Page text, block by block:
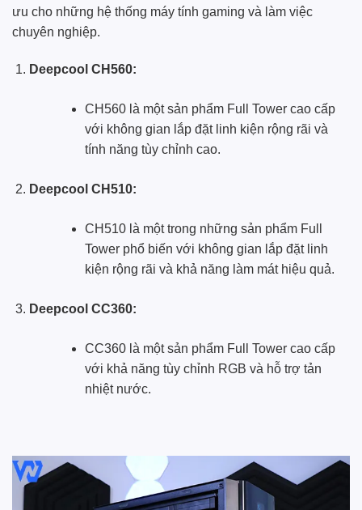
ưu cho những hệ thống máy tính gaming và làm việc
chuyên nghiệp.
Deepcool CH560:
CH560 là một sản phẩm Full Tower cao cấp
với không gian lắp đặt linh kiện rộng rãi và
tính năng tùy chỉnh cao.
Deepcool CH510:
CH510 là một trong những sản phẩm Full
Tower phổ biến với không gian lắp đặt linh
kiện rộng rãi và khả năng làm mát hiệu quả.
Deepcool CC360:
CC360 là một sản phẩm Full Tower cao cấp
với khả năng tùy chỉnh RGB và hỗ trợ tản
nhiệt nước.